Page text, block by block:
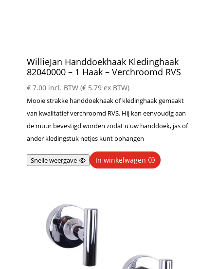
WillieJan Handdoekhaak Kledinghaak
82040000 – 1 Haak – Verchroomd RVS
€7.00 incl. BTW (€5.79ex BTW)
Mooie strakke handdoekhaak of kledinghaak gemaakt
van kwalitatief verchroomd RVS. Hij kan eenvoudig aan
de muur bevestigd worden zodat u uw handdoek, jas of
ander kledingstuk netjes kunt ophangen
Snelle weergave In winkelwagen